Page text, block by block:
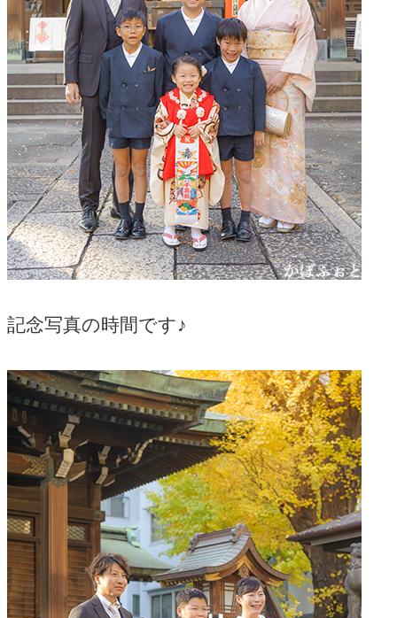
記念写真の時間です♪